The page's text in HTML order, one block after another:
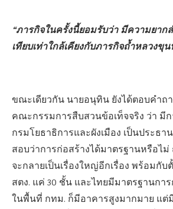
“ภารกิจในครั้งนี้ยอมรับว่า มีความยา
เทียบเท่าใกล้เคียงกับภารกิจถ้ำหลวงขุ
ขณะเดียวกัน นายอนุทิน ยังได้ตอบคำถา
คณะกรรมการสืบสวนข้อเท็จจริง ว่า มี
กรมโยธาธิการและผังเมือง เป็นประธา
สอบว่าการก่อสร้างได้มาตรฐานหรือไ
จะกลายเป็นเรื่องใหญ่อีกเรื่อง พร้อมกั
สตง. แค่ 30 ชั้น และไทยมีมาตรฐานกา
ในพื้นที่ กทม. ก็มีอาคารสูงมากมาย แต่